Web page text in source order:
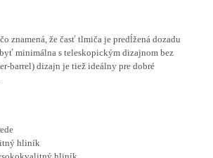
znamená, že časť tlmiča je predĺžená dozadu
minimálna s teleskopickým dizajnom bez
barrel) dizajn je tiež ideálny pre dobré
hliník